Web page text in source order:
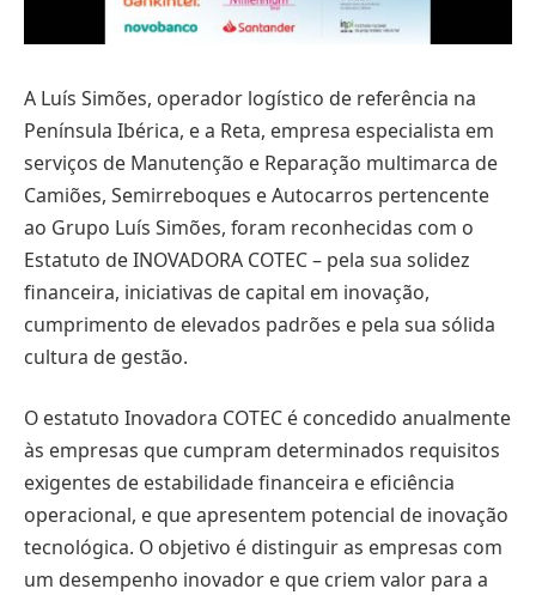
A Luís Simões, operador logístico de referência na
Península Ibérica, e a Reta, empresa especialista em
serviços de Manutenção e Reparação multimarca de
Camiões, Semirreboques e Autocarros pertencente
ao Grupo Luís Simões, foram reconhecidas com o
Estatuto de INOVADORA COTEC – pela sua solidez
financeira, iniciativas de capital em inovação,
cumprimento de elevados padrões e pela sua sólida
cultura de gestão.
O estatuto Inovadora COTEC é concedido anualmente
às empresas que cumpram determinados requisitos
exigentes de estabilidade financeira e eficiência
operacional, e que apresentem potencial de inovação
tecnológica. O objetivo é distinguir as empresas com
um desempenho inovador e que criem valor para a